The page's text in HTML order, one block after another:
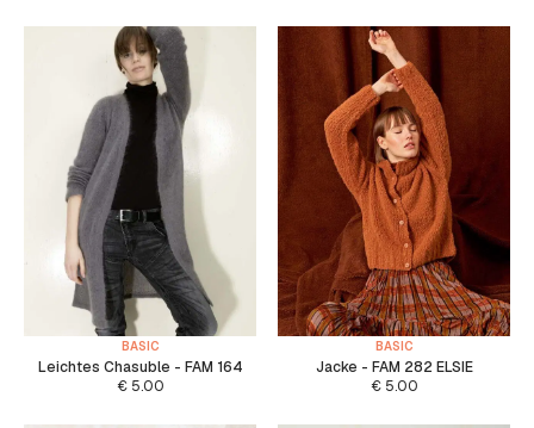
BASIC
Leichtes Chasuble - FAM 164
€5.00
BASIC
Jacke - FAM 282 ELSIE
€5.00